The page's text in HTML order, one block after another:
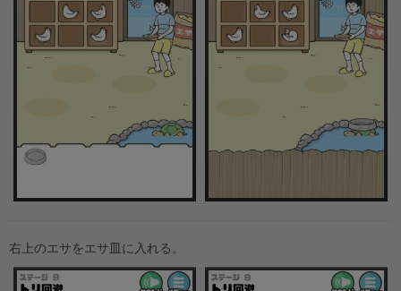
右上のエサをエサ皿に入れる。